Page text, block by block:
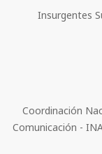
Insurgentes
Coordinación
Comunicación -